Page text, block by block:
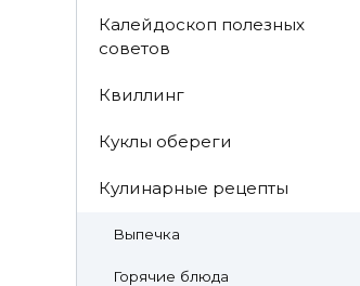
Калейдоскоп полезных
советов
Квиллинг
Куклы обереги
Кулинарные рецепты
Выпечка
Горячие блюда